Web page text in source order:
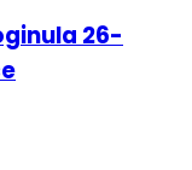
26-